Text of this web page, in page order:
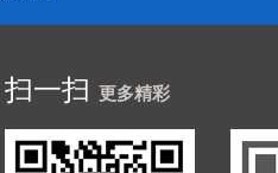
扫一扫 更多精彩